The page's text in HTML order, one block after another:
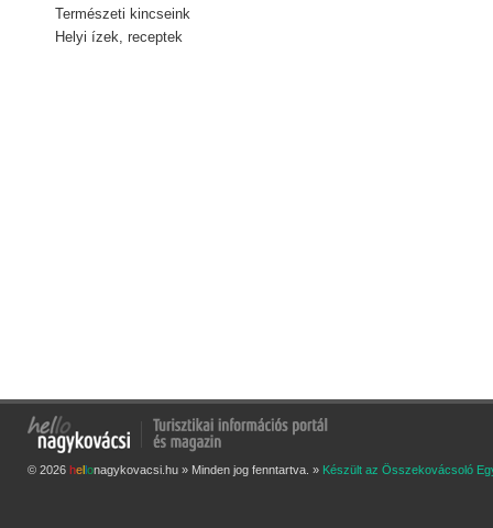
Természeti kincseink
Helyi ízek, receptek
© 2026 he onagykovacsi.hu » Minden jog fenntartva. » Készült az Összekovácsoló